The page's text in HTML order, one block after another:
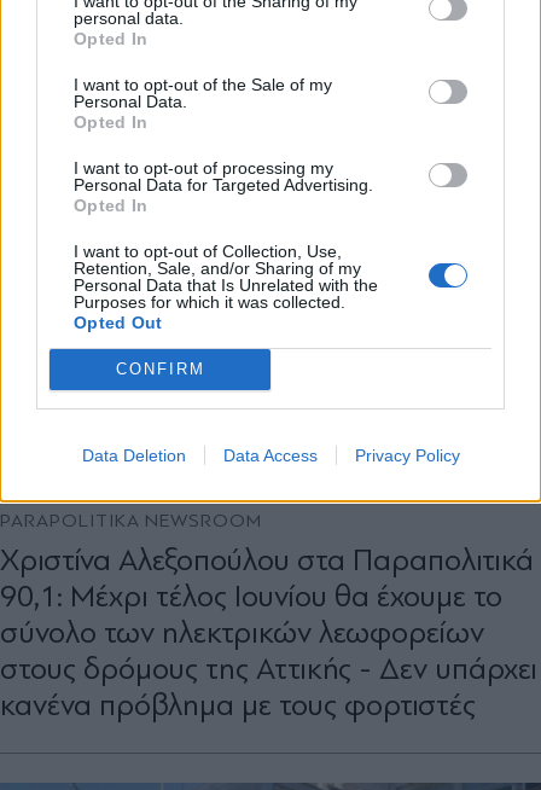
personal data.
Opted In
I want to opt-out of the Sale of my
Personal Data.
Opted In
I want to opt-out of processing my
Personal Data for Targeted Advertising.
Opted In
I want to opt-out of Collection, Use,
Retention, Sale, and/or Sharing of my
Personal Data that Is Unrelated with the
Purposes for which it was collected.
Opted Out
CONFIRM
Data Deletion Data Access Privacy Policy
"Μέχρι το τέλος του 2025 θα
κυκλοφορούν 900 νέα λεωφορεία"
PARAPOLITIKA NEWSROOM
Χριστίνα Αλεξοπούλου στα Παραπολιτικά
90,1: Μέχρι τέλος Ιουνίου θα έχουμε το
σύνολο των ηλεκτρικών λεωφορείων
στους δρόμους της Αττικής - Δεν υπάρχει
κανένα πρόβλημα με τους φορτιστές
Αποδέχομαι τους
και την πολιτική απορρήτου
X